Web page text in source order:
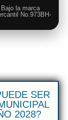
la marca
No.973BH-
SER
2028?